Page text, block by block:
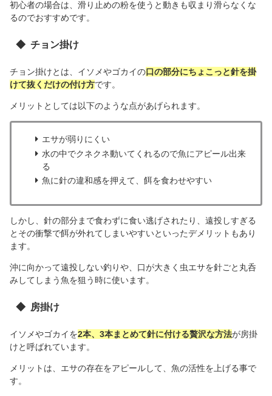
初心者の場合は、滑り止めの粉を使うと動きも収まり滑らなくな
るのでおすすめです。
チョン掛け
チョン掛けとは、イソメやゴカイの口の部分にちょこっと針を掛
けて抜くだけの付け方です。
メリットとしては以下のような点があげられます。
エサが弱りにくい
水の中でクネクネ動いてくれるので魚にアピール出来
る
魚に針の違和感を押えて、餌を食わせやすい
しかし、針の部分まで食わずに食い逃げされたり、遠投しすぎる
とその衝撃で餌が外れてしまいやすいといったデメリットもあり
ます。
沖に向かって遠投しない釣りや、口が大きく虫エサを針ごと丸呑
みしてしまう魚を狙う時に使います。
房掛け
イソメやゴカイを2本、3本まとめて針に付ける贅沢な方法が房掛
けと呼ばれています。
メリットは、エサの存在をアピールして、魚の活性を上げる事で
す。